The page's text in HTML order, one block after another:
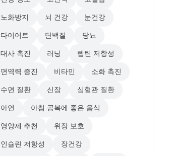
노화방지 뇌 건강 눈건강
다이어트 단백질 당뇨
대사 촉진 러닝 렙틴 저항성
면역력 증진 비타민 소화 촉진
수면 질환 신장 심혈관 질환
아연 아침 공복에 좋은 음식
영양제 추천 위장 보호
인슐린 저항성 장건강